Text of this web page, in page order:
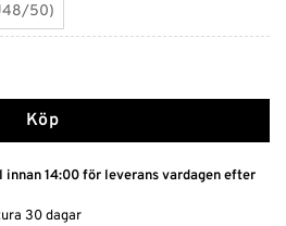
50)
mängd
Köp
innan 14:00 för leverans vardagen efter
30 dagar